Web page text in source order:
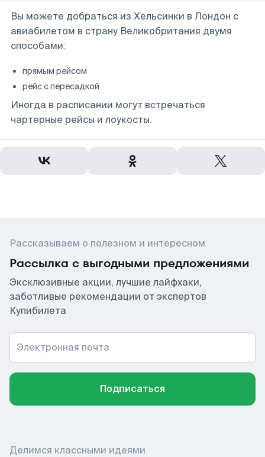
Вы можете добраться из Хельсинки в Лондон с
авиабилетом в страну Великобритания двумя
способами:
прямым рейсом
рейс с пересадкой
Иногда в расписании могут встречаться
чартерные рейсы и лоукосты.
Рассказываем о полезном и интересном
Рассылка с выгодными предложениями
Эксклюзивные акции, лучшие лайфхаки,
заботливые рекомендации от экспертов
Купибилета
Электронная почта
Подписаться
Делимся классными идеями